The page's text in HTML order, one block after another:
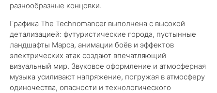
разнообразные концовки.
Графика The Technomancer выполнена с высокой
детализацией: футуристические города, пустынные
ландшафты Марса, анимации боёв и эффектов
электрических атак создают впечатляющий
визуальный мир. Звуковое оформление и атмосферная
музыка усиливают напряжение, погружая в атмосферу
одиночества, опасности и технологического